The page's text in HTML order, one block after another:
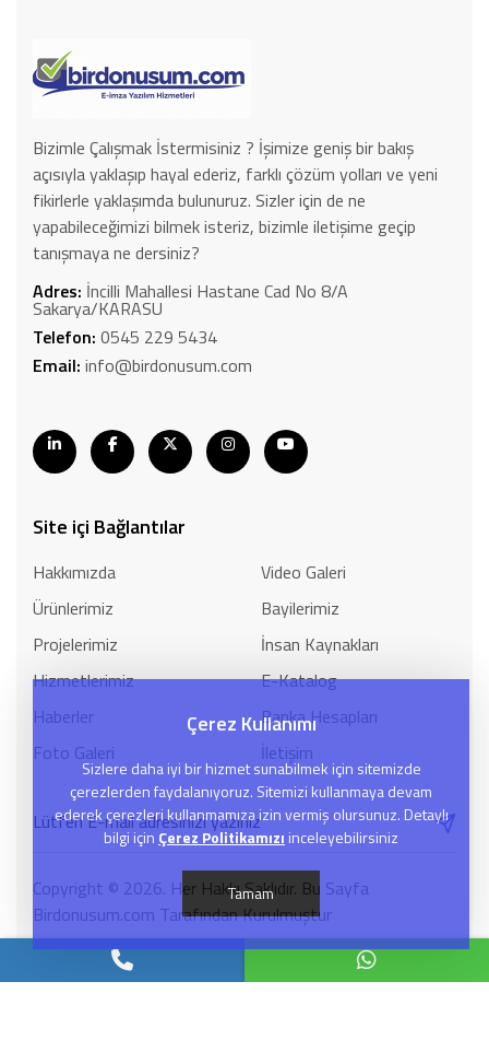
Bizimle Çalışmak İstermisiniz ? İşimize geniş bir bakış
açısıyla yaklaşıp hayal ederiz, farklı çözüm yolları ve yeni
fikirlerle yaklaşımda bulunuruz. Sizler için de ne
yapabileceğimizi bilmek isteriz, bizimle iletişime geçip
tanışmaya ne dersiniz?
Adres: İncilli Mahallesi Hastane Cad No 8/A
Sakarya/KARASU
Telefon: 0545 229 5434
Email: info@birdonusum.com
Site içi Bağlantılar
Hakkımızda
Ürünlerimiz
Projelerimiz
Hizmetlerimiz
Haberler
Foto Galeri
Video Galeri
Bayilerimiz
İnsan Kaynakları
E-Katalog
Banka Hesapları
İletişim
Copyright © 2026. Her Hakkı Saklıdır. Bu Sayfa
Birdonusum.com Tarafından Kurulmuştur
Çerez Kullanımı
Sizlere daha iyi bir hizmet sunabilmek için sitemizde
çerezlerden faydalanıyoruz. Sitemizi kullanmaya devam
ederek çerezleri kullanmamıza izin vermiş olursunuz. Detaylı
bilgi için Çerez Politikamızı inceleyebilirsiniz
Tamam